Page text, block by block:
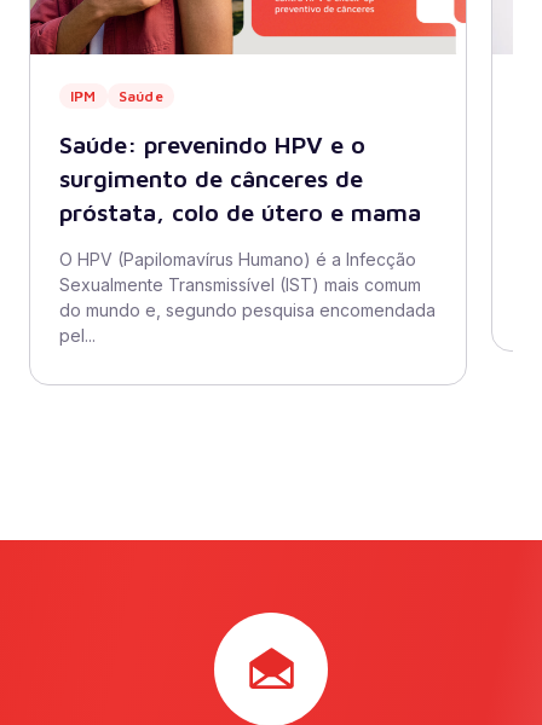
IPM Saúde
Saúde: prevenindo HPV e o
surgimento de cânceres de
próstata, colo de útero e mama
O HPV (Papilomavírus Humano) é a Infecção
Sexualmente Transmissível (IST) mais comum
do mundo e, segundo pesquisa encomendada
pel...